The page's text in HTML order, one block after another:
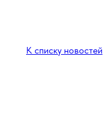
К списку новостей